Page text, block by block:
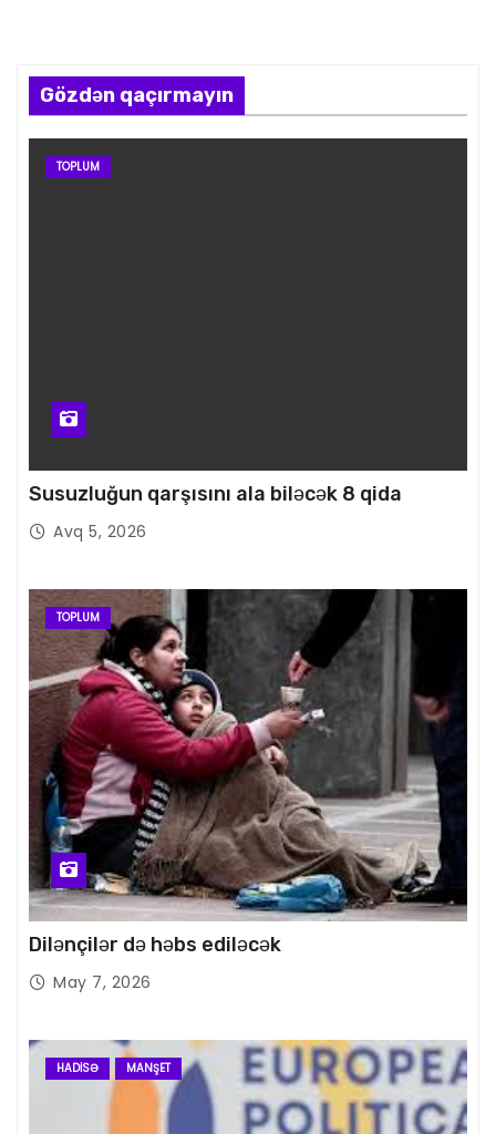
Gözdən qaçırmayın
TOPLUM
Susuzluğun qarşısını ala biləcək 8 qida
Avq 5, 2026
TOPLUM
Dilənçilər də həbs ediləcək
May 7, 2026
HADISƏ MANŞET